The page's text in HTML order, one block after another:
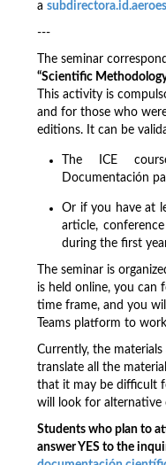
a
---
The seminar
“Scientific
This activity is
and for those who
editions. It can be
The ICE
Documentación
Or if you have at
article,
during the first
The seminar is
is held online, you can
time frame, and you
Teams platform to
Currently, the
translate all the
that it may be difficult
will look for alternative
Students who plan to
answer YES to the